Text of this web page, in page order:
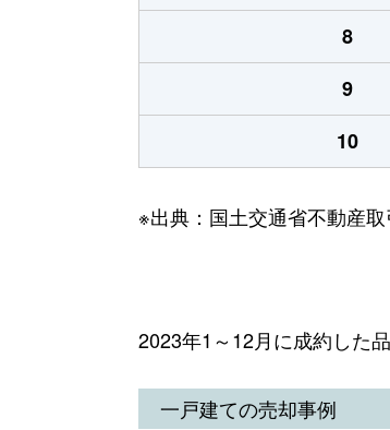
8
9
10
※出典：国土交通省不動産
2023年1～12月に成約した
一戸建ての売却事例